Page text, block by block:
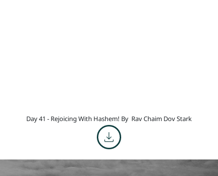
Day 41 - Rejoicing With Hashem! By Rav Chaim Dov Stark